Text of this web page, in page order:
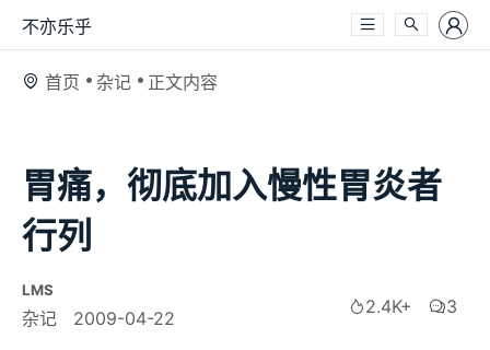
不亦乐乎
首页 杂记 正文内容
胃痛，彻底加入慢性胃炎者
行列
LMS
杂记 2009-04-22
2.4K+ 3